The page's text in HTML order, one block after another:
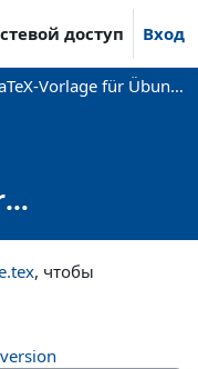
доступ Вход
LaTeX-Vorlage für Übungsabgaben
, чтобы